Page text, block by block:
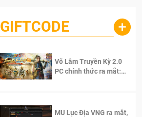
GIFTCODE +
Võ Lâm Truyền Kỳ 2.0
PC chính thức ra mắt:
MU Lục Địa VNG ra mắt,